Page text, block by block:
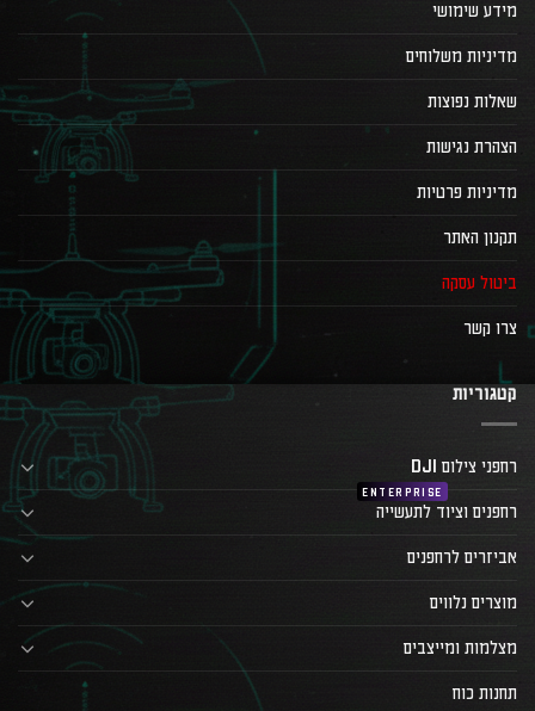
מידע שימושי
מדיניות משלוחים
שאלות נפוצות
הצהרת נגישות
מדיניות פרטיות
תקנון האתר
ביטול עסקה
צרו קשר
קטגוריות
רחפני צילום DJI
רחפנים וציוד לתעשייה
אביזרים לרחפנים
מוצרים נלווים
מצלמות ומייצבים
תחנות כוח